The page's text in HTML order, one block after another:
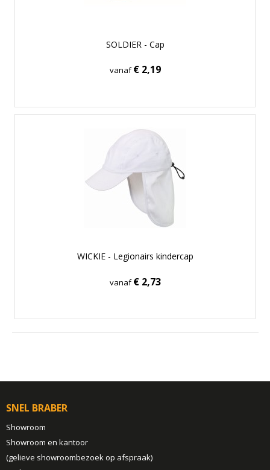
SOLDIER - Cap
vanaf€ 2,19
WICKIE - Legionairs kindercap
vanaf€ 2,73
SNEL BRABER
Showroom
Showroom en kantoor
(gelieve showroombezoek op afspraak)